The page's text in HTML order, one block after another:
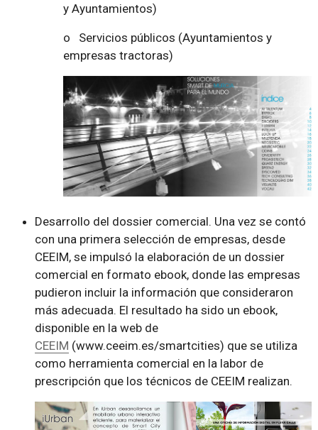
y Ayuntamientos)
o Servicios públicos (Ayuntamientos y
empresas tractoras)
Desarrollo del dossier comercial. Una vez se contó
con una primera selección de empresas, desde
CEEIM, se impulsó la elaboración de un dossier
comercial en formato ebook, donde las empresas
pudieron incluir la información que consideraron
más adecuada. El resultado ha sido un ebook,
disponible en la web de
CEEIM (www.ceeim.es/smartcities) que se utiliza
como herramienta comercial en la labor de
prescripción que los técnicos de CEEIM realizan.